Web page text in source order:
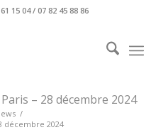
15 04 / 07 82 45 88 86
– 28 décembre 2024
/
décembre 2024